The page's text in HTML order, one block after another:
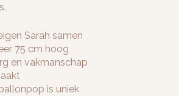
Sarah samen
75 cm hoog
en vakmanschap
is uniek